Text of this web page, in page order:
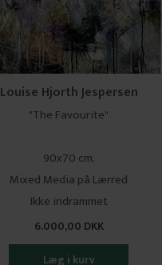
Louise Hjorth Jespersen
"The Favourite"
90x70 cm.
Mixed Media på Lærred
Ikke indrammet
6.000,00 DKK